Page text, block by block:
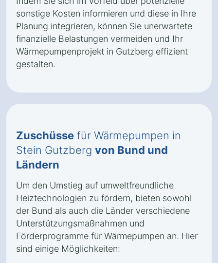
sonstige Kosten informieren und diese in Ihre
Planung integrieren, können Sie unerwartete
finanzielle Belastungen vermeiden und Ihr
Wärmepumpenprojekt in Gutzberg effizient
gestalten.
Zuschüsse für Wärmepumpen in
Stein Gutzberg von Bund und
Ländern
Um den Umstieg auf umweltfreundliche
Heiztechnologien zu fördern, bieten sowohl
der Bund als auch die Länder verschiedene
Unterstützungsmaßnahmen und
Förderprogramme für Wärmepumpen an. Hier
sind einige Möglichkeiten: